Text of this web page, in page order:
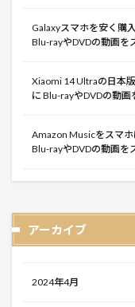
Galaxyスマホを安く購
Blu-rayやDVDの動画を
Xiaomi 14 Ultraの日本
に Blu-rayやDVDの動画
Amazon Musicをスマ
Blu-rayやDVDの動画を
アーカイブ
2024年4月